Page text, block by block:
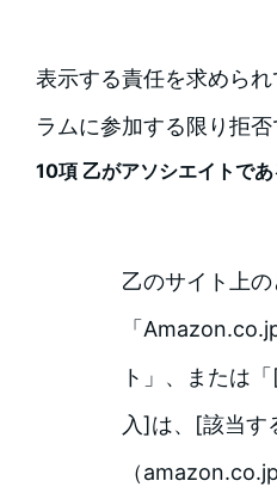
表示する責任を求めら
ラムに参加する限り拒否
10項 乙がアソシエイトで
乙のサイト上
「
ト」、または
入]は、[該当す
（